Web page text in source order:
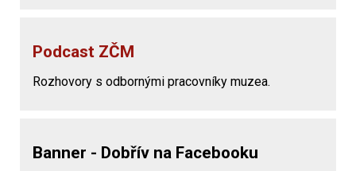
Podcast ZČM
Rozhovory s odbornými pracovníky muzea.
Banner - Dobřív na Facebooku